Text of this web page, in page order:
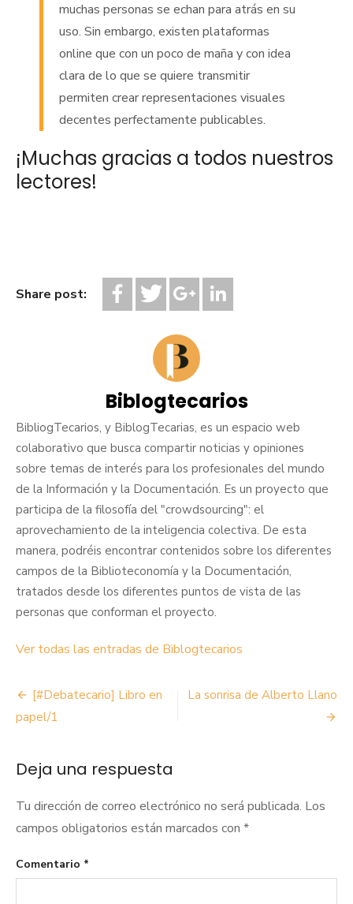
muchas personas se echan para atrás en su
uso. Sin embargo, existen plataformas
online que con un poco de maña y con idea
clara de lo que se quiere transmitir
permiten crear representaciones visuales
decentes perfectamente publicables.
¡Muchas gracias a todos nuestros
lectores!
Share post:
Biblogtecarios
BibliogTecarios, y BiblogTecarias, es un espacio web
colaborativo que busca compartir noticias y opiniones
sobre temas de interés para los profesionales del mundo
de la Información y la Documentación. Es un proyecto que
participa de la filosofía del "crowdsourcing": el
aprovechamiento de la inteligencia colectiva. De esta
manera, podréis encontrar contenidos sobre los diferentes
campos de la Biblioteconomía y la Documentación,
tratados desde los diferentes puntos de vista de las
personas que conforman el proyecto.
Ver todas las entradas de Biblogtecarios
Navegación
de
[#Debatecario] Libro en
papel/1
La sonrisa de Alberto Llano
Deja una respuesta
Tu dirección de correo electrónico no será publicada. Los
campos obligatorios están marcados con *
Comentario *